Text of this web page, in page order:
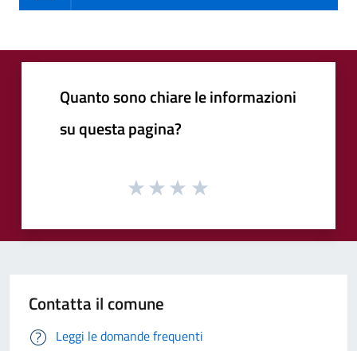
Quanto sono chiare le informazioni
su questa pagina?
Contatta il comune
Leggi le domande frequenti